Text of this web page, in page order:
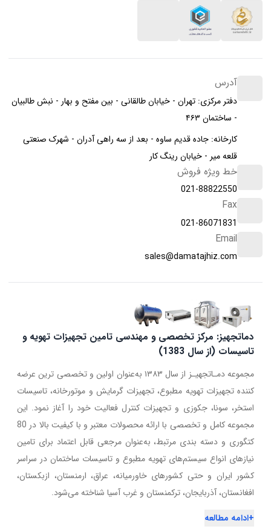
آدرس
دفتر مرکزی: تهران - خیابان طالقانی - بین مفتح و بهار - نبش طالبیان
- ساختمان ۴۶۳
کارخانه: جاده قدیم ساوه - بعد از سه راهی آدران - شهرک صنعتی
قلعه میر - خیابان رینگ کار
خط ویژه فروش
021-88822550
Fax
021-86071831
Email
sales@damatajhiz.com
دماتجهیز: مرکز تخصصی و مهندسی تامین تجهیزات تهویه و
تاسیسات (از سال 1383)
مجموعه دمـاتجهیـز از سال ۱۳۸۳ به‌عنوان اولین و تخصصی ترین عرضه
کننده تجهیزات تهویه مطبوع، تجهیزات گرمایش و موتورخانه، تاسیسات
استخر، سونا، جکوزی و تجهیزات کنترل فعالیت خود را آغاز نمود. این
مجموعه کامل و تخصصی با ارائه محصولات معتبر و با کیفیت بالا در 80
کتگوری و دسته بندی مرتبط، به‌عنوان مرجعی قابل اعتماد برای تامین
نیازهای انواع سیستم‌های تهویه مطبوع و تاسیسات ساختمان در سراسر
کشور ایران و حتی کشورهای خاورمیانه، عراق، ارمنستان، ازبکستان،
افغانستان، آذربایجان، ترکمنستان و غرب آسیا شناخته می‌شود.
+ادامه مطالعه